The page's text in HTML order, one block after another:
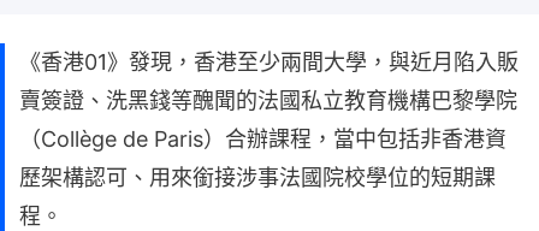
《香港01》發現，香港至少兩間大學，與近月陷入販
賣簽證、洗黑錢等醜聞的法國私立教育機構巴黎學院
（Collège de Paris）合辦課程，當中包括非香港資
歷架構認可、用來銜接涉事法國院校學位的短期課
程。